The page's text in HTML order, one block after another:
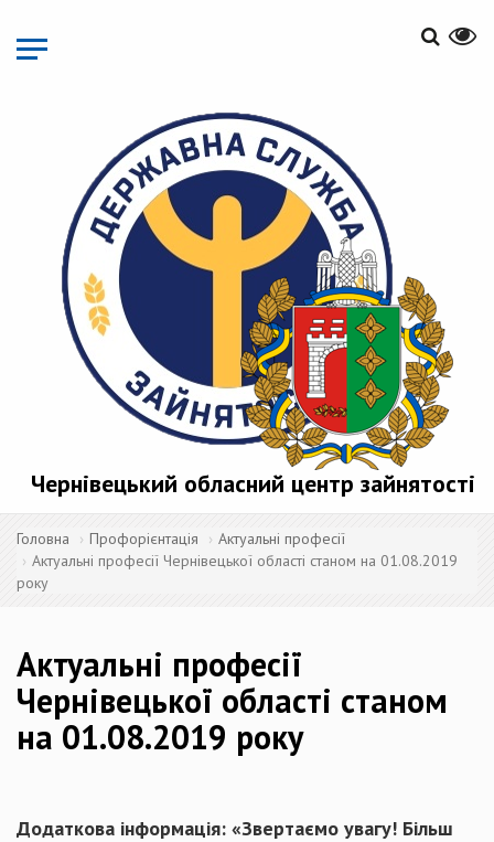
основного
матеріалу
Чернівецький обласний центр зайнятості
Головна Профорієнтація
Актуальні професії
Актуальні професії Чернівецької області станом на 01.08.2019
року
Актуальні професії
Чернівецької області станом
на 01.08.2019 року
Додаткова інформація: «Звертаємо увагу! Більш